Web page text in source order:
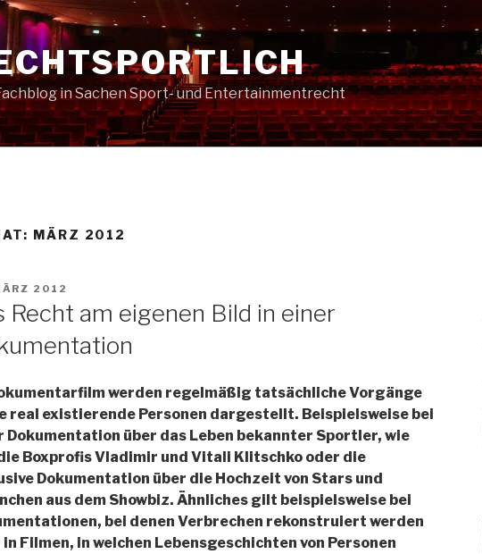
in Sachen Sport- und Entertainmentrecht
MÄRZ 2012
2012
Recht am eigenen Bild in einer
werden regelmäßig tatsächliche Vorgänge
real existierende Personen dargestellt. Beispielsweise bei
Dokumentation über das Leben bekannter Sportler, wie
Boxprofis Vladimir und Vitali Klitschko oder die
Dokumentation über die Hochzeit von Stars und
aus dem Showbiz. Ähnliches gilt beispielsweise bei
bei denen Verbrechen rekonstruiert werden
Filmen, in welchen Lebensgeschichten von Personen